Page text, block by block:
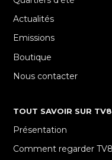
Actualités
Emissions
Boutique
Nous contacter
TOUT SAVOIR SUR TV8
Présentation
Comment regarder